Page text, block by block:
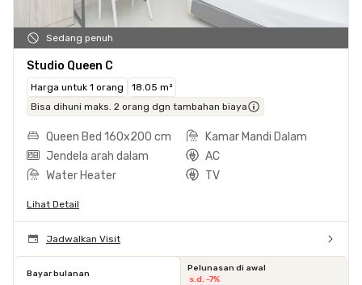
Sedang penuh
Studio Queen C
Harga untuk 1 orang
18.05 m²
Bisa dihuni maks. 2 orang dgn tambahan biaya
Queen Bed 160x200 cm
Kamar Mandi Dalam
Jendela arah dalam
AC
Water Heater
TV
Lihat Detail
Jadwalkan Visit
Bayar bulanan
Pelunasan di awal
s.d. -7%